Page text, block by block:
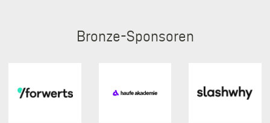
Bronze